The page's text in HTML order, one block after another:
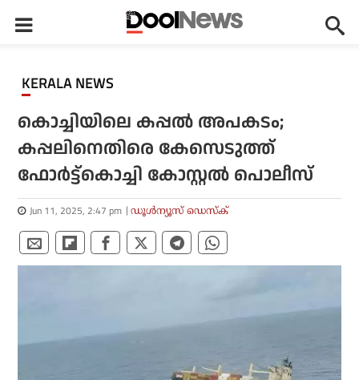
KERALA NEWS
കൊച്ചിയിലെ കപ്പൽ അപകടം;
കപ്പലിനെതിരെ കേസെടുത്ത്
ഫോർട്ട്കൊച്ചി കോസ്റ്റൽ പൊലീസ്
Jun 11, 2025, 2:47 pm ഡൂള്‍ന്യൂസ് ഡെസ്‌ക്